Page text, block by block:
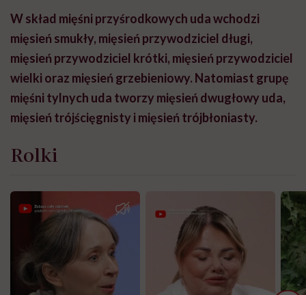
W skład mięśni przyśrodkowych uda wchodzi
mięsień smukły, mięsień przywodziciel długi,
mięsień przywodziciel krótki, mięsień przywodziciel
wielki oraz mięsień grzebieniowy. Natomiast grupę
mięśni tylnych uda tworzy mięsień dwugłowy uda,
mięsień trójścięgnisty i mięsień trójbłoniasty.
Rolki